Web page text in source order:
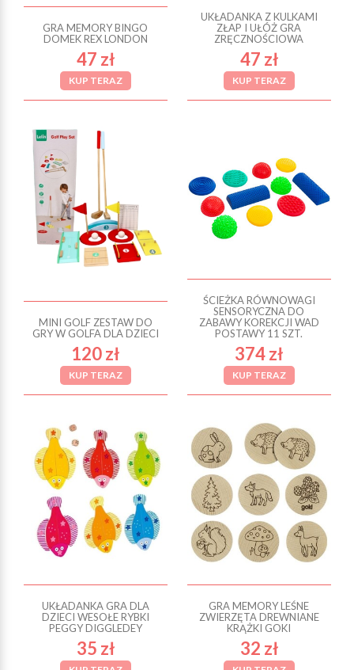
GRA MEMORY BINGO
DOMEK REX LONDON
47 zł
KUP TERAZ
UKŁADANKA Z KULKAMI
ZŁAP I UŁÓŻ GRA
ZRĘCZNOŚCIOWA
47 zł
KUP TERAZ
MINI GOLF ZESTAW DO
GRY W GOLFA DLA DZIECI
120 zł
KUP TERAZ
ŚCIEŻKA RÓWNOWAGI
SENSORYCZNA DO
ZABAWY KOREKCJI WAD
POSTAWY 11 SZT.
374 zł
KUP TERAZ
UKŁADANKA GRA DLA
DZIECI WESOŁE RYBKI
PEGGY DIGGLEDEY
35 zł
GRA MEMORY LEŚNE
ZWIERZĘTA DREWNIANE
KRĄŻKI GOKI
32 zł